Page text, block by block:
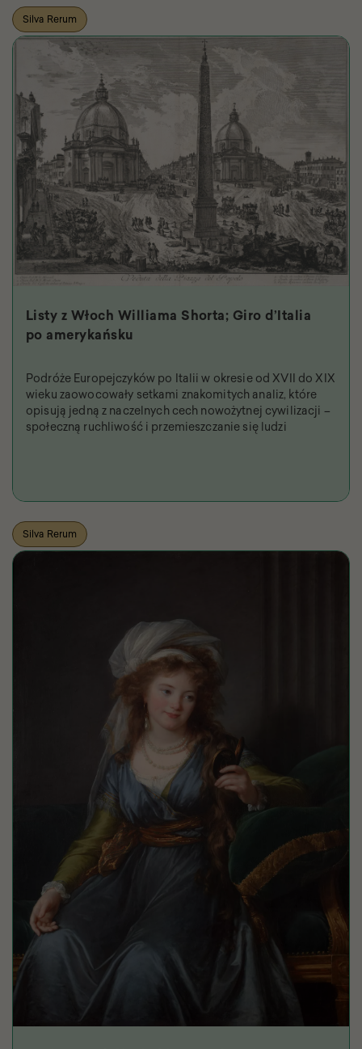
Silva Rerum
Listy z Włoch Williama Shorta; Giro d’Italia
po amerykańsku
Podróże Europejczyków po Italii w okresie od XVII do XIX
wieku zaowocowały setkami znakomitych analiz, które
opisują jedną z naczelnych cech nowożytnej cywilizacji –
społeczną ruchliwość i przemieszczanie się ludzi
Silva Rerum